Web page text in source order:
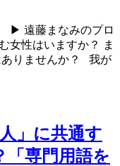
▶ 遠藤まなみのプロ
女性はいますか？ ま
ありませんか？ 我が
」に共通す
「専門用語を